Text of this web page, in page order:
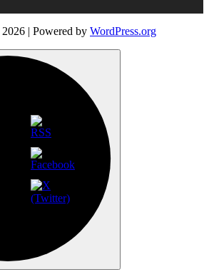
| Powered by WordPress.org